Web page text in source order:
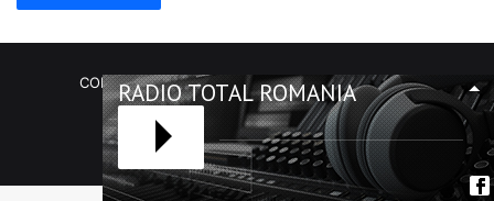
COPYRIGHT Radio Total România. (C) 2020-2023
Facebook
RSS
RADIO TOTAL ROMANIA